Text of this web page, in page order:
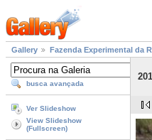
Gallery Fazenda Experimental da
busca avançada
Ver Slideshow
View Slideshow
(Fullscreen)